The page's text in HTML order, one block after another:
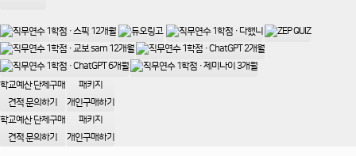
학교예산 단체구매
견적 문의하기
패키지
개인구매하기
학교예산 단체구매
견적 문의하기
패키지
개인구매하기